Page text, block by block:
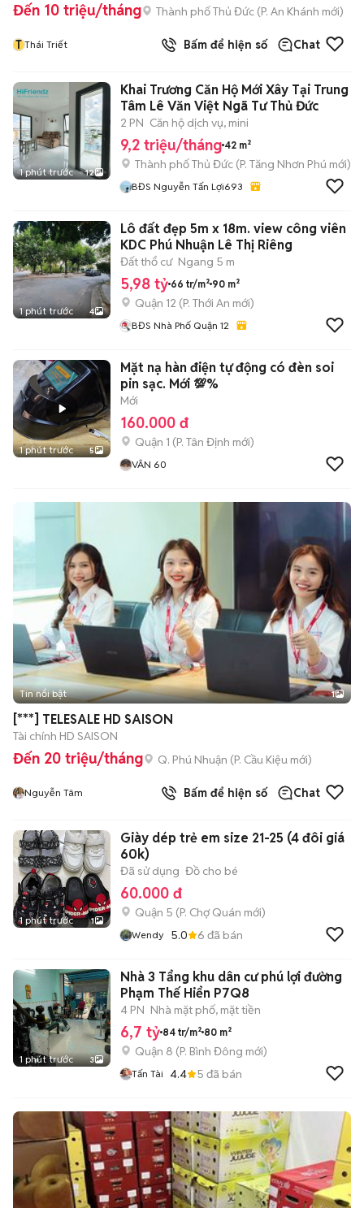
Đến 10 triệu/tháng Thành phố Thủ Đức (P. An Khánh mới)
T Thái Triết Bấm để hiện số Chat
1 phút trước 12
Khai Trương Căn Hộ Mới Xây Tại Trung
Tâm Lê Văn Việt Ngã Tư Thủ Đức
2 PN Căn hộ dịch vụ, mini
9,2 triệu/tháng 42 m²
Thành phố Thủ Đức (P. Tăng Nhơn Phú mới)
BĐS Nguyễn Tấn Lợi693
1 phút trước 4
Lô đất đẹp 5m x 18m. view công viên
KDC Phú Nhuận Lê Thị Riêng
Đất thổ cư Ngang 5 m
5,98 tỷ 66 tr/m² 90 m²
Quận 12 (P. Thới An mới)
BĐS Nhà Phố Quận 12
1 phút trước 5
Mặt nạ hàn điện tự động có đèn soi
pin sạc. Mới 💯%
Mới
160.000 đ
Quận 1 (P. Tân Định mới)
VÂN 60
Tin nổi bật 1
[***] TELESALE HD SAISON
Tài chính HD SAISON
Đến 20 triệu/tháng Q. Phú Nhuận (P. Cầu Kiệu mới)
Nguyễn Tâm Bấm để hiện số Chat
1 phút trước 1
Giày dép trẻ em size 21-25 (4 đôi giá
60k)
Đã sử dụng Đồ cho bé
60.000 đ
Quận 5 (P. Chợ Quán mới)
Wendy 5.0 6 đã bán
1 phút trước 3
Nhà 3 Tẩng khu dân cư phú lợi đường
Phạm Thế Hiển P7Q8
4 PN Nhà mặt phố, mặt tiền
6,7 tỷ 84 tr/m² 80 m²
Quận 8 (P. Bình Đông mới)
Tấn Tài 4.4 5 đã bán